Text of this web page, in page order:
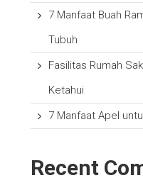
7 Manfaat Buah
Tubuh
Fasilitas Rumah
Ketahui
7 Manfaat Apel
Recent